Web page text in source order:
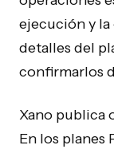
ejecución y
detalles del
confirmarlos
Xano publica
En los planes